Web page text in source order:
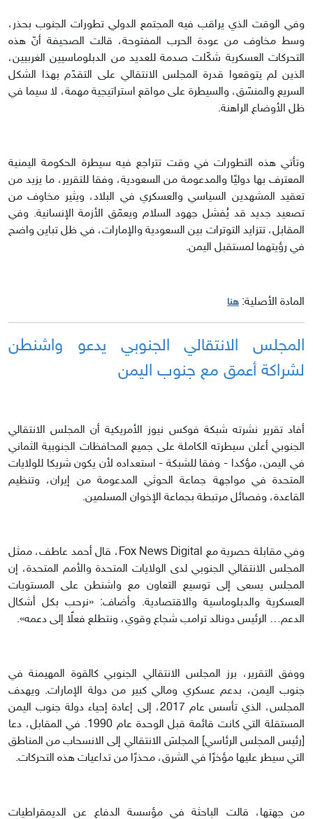
وفي الوقت الذي يراقب فيه المجتمع الدولي تطورات الجنوب بحذر،
وسط مخاوف من عودة الحرب المفتوحة، قالت الصحيفة أنّ هذه
التحركات العسكرية شكّلت صدمة للعديد من الدبلوماسيين الغربيين،
الذين لم يتوقعوا قدرة المجلس الانتقالي على التقدّم بهذا الشكل
السريع والمنسّق، والسيطرة على مواقع استراتيجية مهمة، لا سيما في
ظل الأوضاع الراهنة.
وتأتي هذه التطورات في وقت تتراجع فيه سيطرة الحكومة اليمنية
المعترف بها دوليًا والمدعومة من السعودية، وفقا للتقرير، ما يزيد من
تعقيد المشهدين السياسي والعسكري في البلاد، ويثير مخاوف من
تصعيد جديد قد يُفشل جهود السلام ويعمّق الأزمة الإنسانية. وفي
المقابل، تتزايد التوترات بين السعودية والإمارات، في ظل تباين واضح
في رؤيتهما لمستقبل اليمن.
المادة الأصلية: هنا
المجلس الانتقالي الجنوبي يدعو واشنطن
لشراكة أعمق مع جنوب اليمن
أفاد تقرير نشرته شبكة فوكس نيوز الأمريكية أن المجلس الانتقالي
الجنوبي أعلن سيطرته الكاملة على جميع المحافظات الجنوبية الثماني
في اليمن، مؤكدا - وفقا للشبكة - استعداده لأن يكون شريكا للولايات
المتحدة في مواجهة جماعة الحوثي المدعومة من إيران، وتنظيم
القاعدة، وفصائل مرتبطة بجماعة الإخوان المسلمين.
وفي مقابلة حصرية مع Fox News Digital، قال أحمد عاطف، ممثل
المجلس الانتقالي الجنوبي لدى الولايات المتحدة والأمم المتحدة، إن
المجلس يسعى إلى توسيع التعاون مع واشنطن على المستويات
العسكرية والدبلوماسية والاقتصادية. وأضاف: «نرحب بكل أشكال
الدعم… الرئيس دونالد ترامب شجاع وقوي، ونتطلع فعلًا إلى دعمه».
ووفق التقرير، برز المجلس الانتقالي الجنوبي كالقوة المهيمنة في
جنوب اليمن، بدعم عسكري ومالي كبير من دولة الإمارات. ويهدف
المجلس، الذي تأسس عام 2017، إلى إعادة إحياء دولة جنوب اليمن
المستقلة التي كانت قائمة قبل الوحدة عام 1990. في المقابل، دعا
[رئيس المجلس الرئاسي] المجلسَ الانتقالي إلى الانسحاب من المناطق
التي سيطر عليها مؤخرًا في الشرق، محذرًا من تداعيات هذه التحركات.
من جهتها، قالت الباحثة في مؤسسة الدفاع عن الديمقراطيات